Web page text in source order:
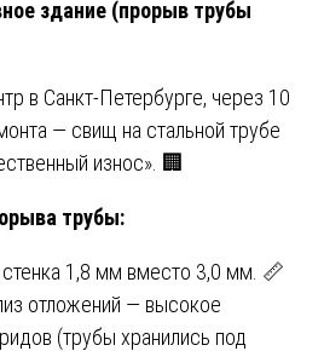
здание (прорыв трубы
в Санкт-Петербурге, через 10
— свищ на стальной трубе
износ». 🏢
трубы:
1,8 мм вместо 3,0 мм. 📏
отложений — высокое
(трубы хранились под